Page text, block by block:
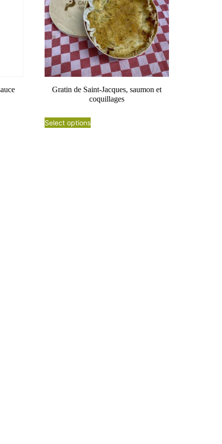
Gratin de Saint-Jacques, saumon et
coquillages
Select options